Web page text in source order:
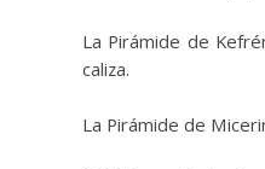
La Pirámide de
caliza.
La Pirámide de